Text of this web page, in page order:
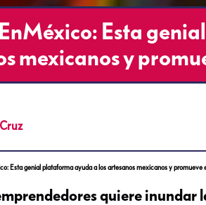
Esta
mexicanos y
Cruz
Esta genial plataforma ayuda a los artesanos mexicanos y promueve
quiere inundar